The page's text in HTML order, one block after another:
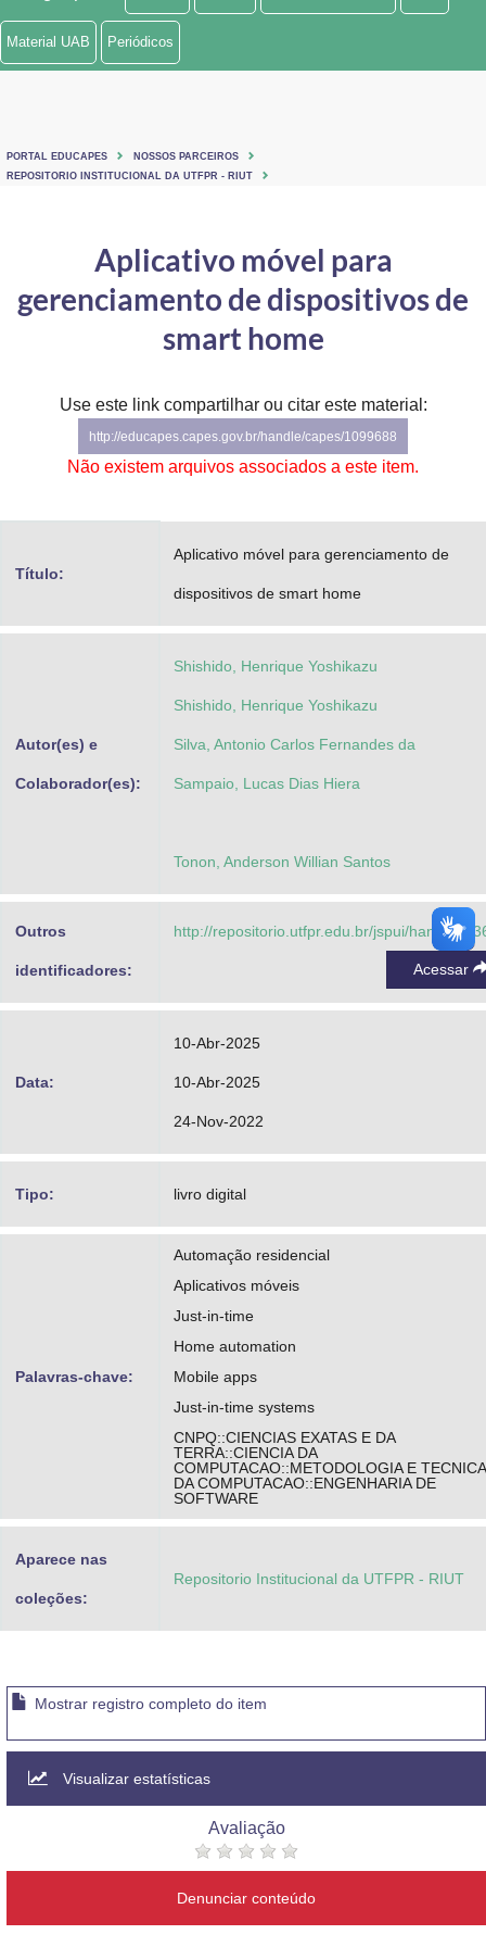
Ministério de Minas e Energia
Ministério do Turismo
Controladoria-Geral da União
Ministério da Mulher, da Família e dos Direitos Humanos
Secretaria de Governo
Gabinete de Segurança Institucional
Material UAB Periódicos
PORTAL EDUCAPES
NOSSOS PARCEIROS
REPOSITORIO INSTITUCIONAL DA UTFPR - RIUT
Aplicativo móvel para
gerenciamento de dispositivos de
smart home
Use este link compartilhar ou citar este material:
http://educapes.capes.gov.br/handle/capes/1099688
Não existem arquivos associados a este item.
Título:
Aplicativo móvel para gerenciamento de
dispositivos de smart home
Autor(es) e
Colaborador(es):
Shishido, Henrique Yoshikazu
Shishido, Henrique Yoshikazu
Silva, Antonio Carlos Fernandes da
Sampaio, Lucas Dias Hiera
Tonon, Anderson Willian Santos
Outros
identificadores:
http://repositorio.utfpr.edu.br/jspui/handle/1/
Acessar
Data:
10-Abr-2025
10-Abr-2025
24-Nov-2022
Tipo: livro digital
Palavras-chave:
Automação residencial
Aplicativos móveis
Just-in-time
Home automation
Mobile apps
Just-in-time systems
CNPQ::CIENCIAS EXATAS E DA
TERRA::CIENCIA DA
COMPUTACAO::METODOLOGIA E
DA COMPUTACAO::ENGENHARIA DE
SOFTWARE
Aparece nas
coleções:
Repositorio Institucional da UTFPR - RIUT
Mostrar registro completo do item
Visualizar estatísticas
Avaliação
Denunciar conteúdo